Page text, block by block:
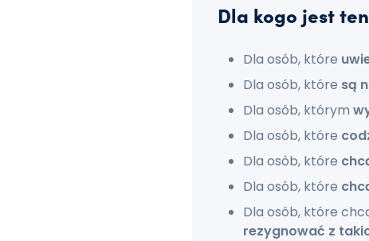
Dla kogo jest
Dla osób, które
Dla osób, które są
Dla osób, którym
Dla osób, które
Dla osób, które
Dla osób, które
Dla osób, które
rezygnować z